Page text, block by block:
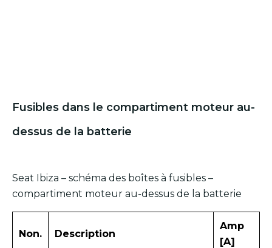
Fusibles dans le compartiment moteur au-
dessus de la batterie
Seat Ibiza – schéma des boîtes à fusibles –
compartiment moteur au-dessus de la batterie
Non. Description
Amp
[A]